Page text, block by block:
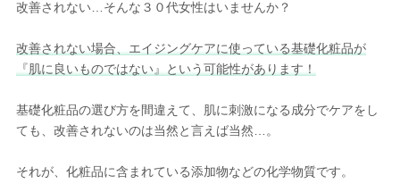
改善されない…そんな３０代女性はいませんか？
改善されない場合、エイジングケアに使っている基礎化粧品が
『肌に良いものではない』という可能性があります！
基礎化粧品の選び方を間違えて、肌に刺激になる成分でケアをし
ても、改善されないのは当然と言えば当然…。
それが、化粧品に含まれている添加物などの化学物質です。